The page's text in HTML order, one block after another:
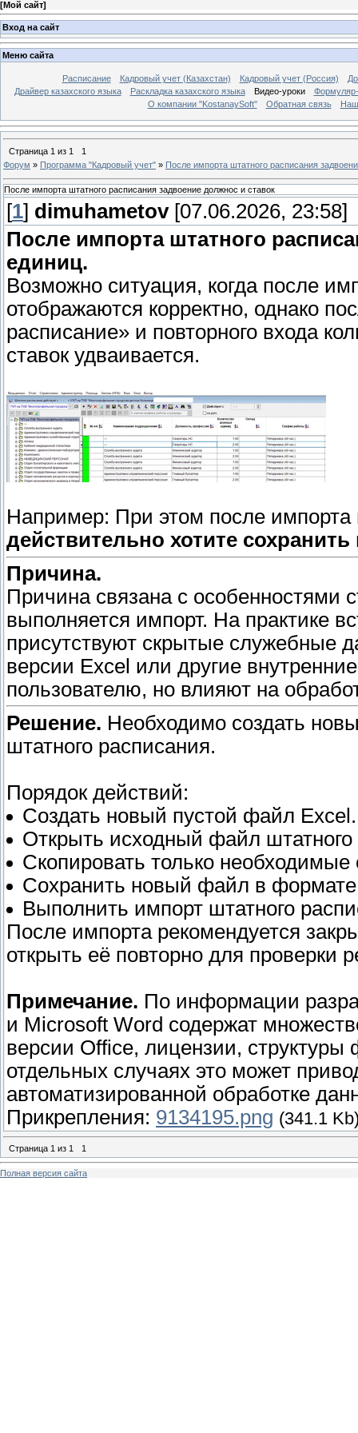
[Мой сайт]
Вход на сайт
Меню сайта
Расписание Кадровый учет (Казахстан) Кадровый учет (Россия)
Драйвер казахского языка
Раскладка казахского языка Видео-уроки
Формуляр-
О компании "KostanaySoft"
Обратная связь
Страница 1 из 1
1
Форум » Программа "Кадровый учет" » После импорта штатного расписания
После импорта штатного расписания задвоение должнос и ставок
[1] dimuhametov[07.06.2026, 23:58]
После импорта штатного
единиц.
Возможно ситуация, когда после
отображаются корректно, однако
расписание» и повторного входа
ставок удваивается.
Например: При этом после
действительно хотите
Причина.
Причина связана с особенностями
выполняется импорт. На практике
присутствуют скрытые служебные
версии Excel или другие
пользователю, но влияют на
Решение. Необходимо создать
штатного расписания.
Порядок действий:
Создать новый пустой файл Excel.
Открыть исходный файл штатного
Скопировать только
Сохранить новый файл в
Выполнить импорт штатного
После импорта рекомендуется
открыть её повторно для проверки
Примечание. По информации
и Microsoft Word содержат
версии Office, лицензии,
отдельных случаях это может
автоматизированной обработке
Прикрепления: 9134195.png (341.1
Страница 1 из 1 1
Полная версия сайта